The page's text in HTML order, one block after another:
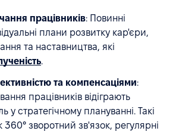
працівників: Повинні
плани розвитку кар'єри,
та наставництва, які
.
та компенсаціями:
працівників відіграють
у стратегічному плануванні. Такі
360° зворотний зв'язок, регулярні